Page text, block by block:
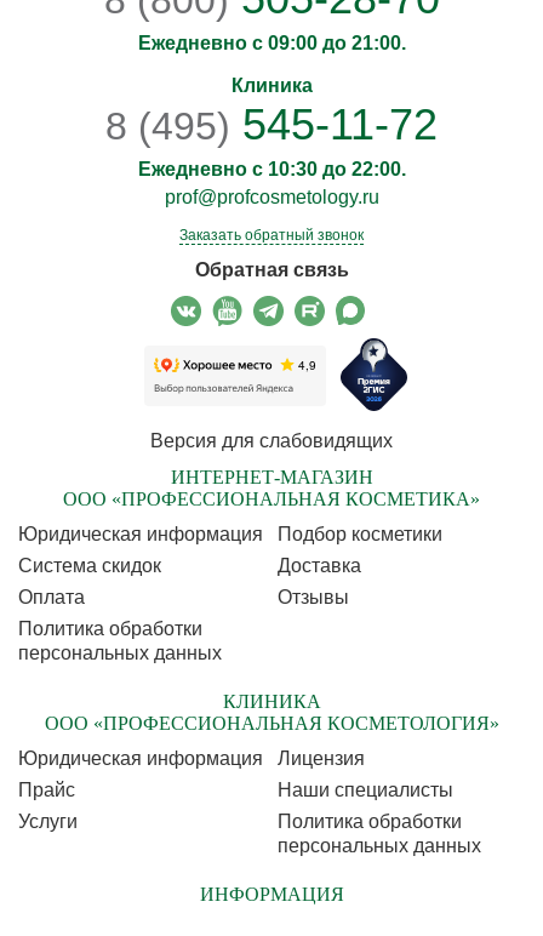
Ежедневно с 09:00 до 21:00.
Клиника
8 (495) 545-11-72
Ежедневно с 10:30 до 22:00.
prof@profcosmetology.ru
Заказать обратный звонок
Обратная связь
Версия для слабовидящих
ИНТЕРНЕТ-МАГАЗИН
ООО «ПРОФЕССИОНАЛЬНАЯ КОСМЕТИКА»
Юридическая информация
Подбор косметики
Cистема скидок
Доставка
Оплата
Отзывы
Политика обработки
персональных данных
КЛИНИКА
ООО «ПРОФЕССИОНАЛЬНАЯ КОСМЕТОЛОГИЯ»
Юридическая информация
Лицензия
Прайс
Наши специалисты
Услуги
Политика обработки
персональных данных
ИНФОРМАЦИЯ